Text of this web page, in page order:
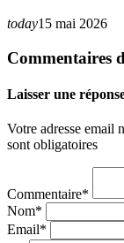
today15 mai 2026
Commentaires
Laisser une
Votre adresse email
sont obligatoires
Commentaire*
Nom*
Email*